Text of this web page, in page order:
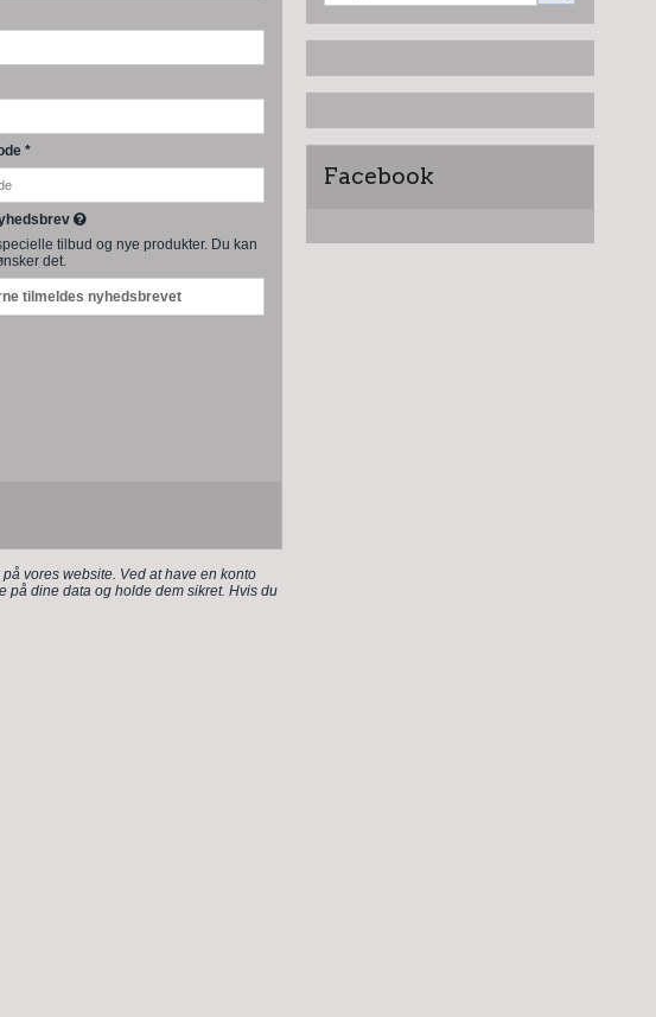
*
tilbud og nye produkter. Du kan
det.
tilmeldes nyhedsbrevet
vores website. Ved at have en konto
på dine data og holde dem sikret. Hvis du
Facebook